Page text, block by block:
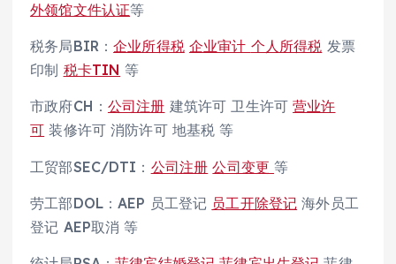
外领馆文件认证等
税务局BIR：企业所得税 企业审计 个人所得税 发票
印制 税卡TIN 等
市政府CH： 公司注册 建筑许可 卫生许可营业许
可 装修许可 消防许可 地基税 等
工贸部SEC/DTI： 公司注册 公司变更 等
劳工部DOL：AEP 员工登记 员工开除登记 海外员工
登记 AEP取消 等